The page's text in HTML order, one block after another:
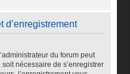
d’enregistrement
du forum peut
nécessaire de s’enregistrer